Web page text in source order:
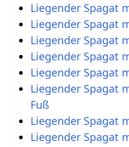
Liegender Spagat
Liegender Spagat
Liegender Spagat
Liegender Spagat
Liegender Spagat
Liegender Spagat
Fuß
Liegender Spagat
Liegender Spagat